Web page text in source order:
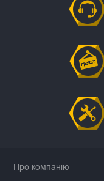
Про компанію